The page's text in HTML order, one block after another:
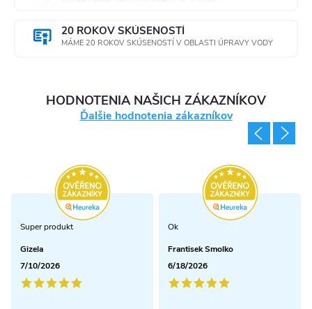
20 ROKOV SKÚSENOSTÍ
MÁME 20 ROKOV SKÚSENOSTÍ V OBLASTI ÚPRAVY VODY
HODNOTENIA NAŠICH ZÁKAZNÍKOV
Ďalšie hodnotenia zákazníkov
Super produkt
Gizela
7/10/2026
Ok
Frantisek Smolko
6/18/2026